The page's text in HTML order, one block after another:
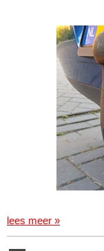
lees meer »